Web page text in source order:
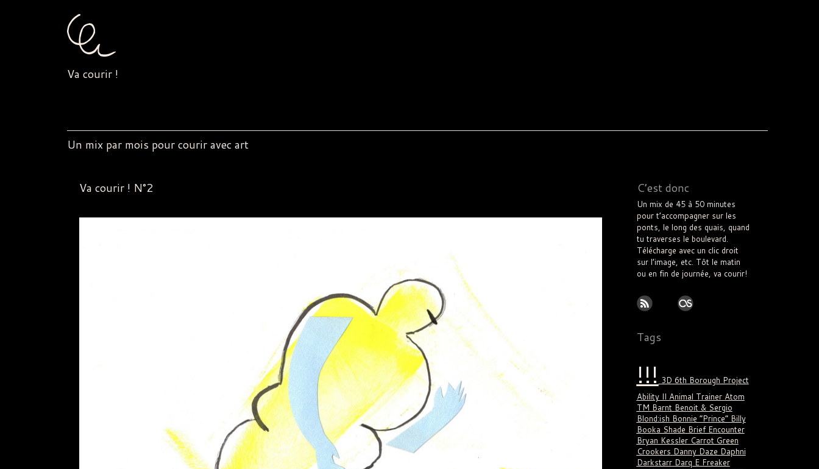
Va courir !
Un mix par mois pour courir avec art
Va courir ! N°2 C’est donc
Un mix de 45 à 50 minutes
pour t’accompagner sur les
ponts, le long des quais, quand
tu traverses le boulevard.
Télécharge avec un clic droit
sur l’image, etc. Tôt le matin
ou en fin de journée, va courir!
Tags
!!! 3D 6th Borough Project
Ability II Animal Trainer Atom
TM Barnt Benoit & Sergio
Blond:ish Bonnie “Prince” Billy
Booka Shade Brief Encounter
Bryan Kessler Carrot Green
Crookers Danny Daze Daphni
Darkstarr Darq E Freaker